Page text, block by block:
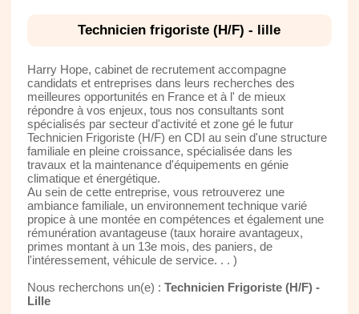
Technicien frigoriste (H/F) - lille
Harry Hope, cabinet de recrutement accompagne
candidats et entreprises dans leurs recherches des
meilleures opportunités en France et à l' de mieux
répondre à vos enjeux, tous nos consultants sont
spécialisés par secteur d'activité et zone gé le futur
Technicien Frigoriste (H/F) en CDI au sein d'une structure
familiale en pleine croissance, spécialisée dans les
travaux et la maintenance d'équipements en génie
climatique et énergétique.
Au sein de cette entreprise, vous retrouverez une
ambiance familiale, un environnement technique varié
propice à une montée en compétences et également une
rémunération avantageuse (taux horaire avantageux,
primes montant à un 13e mois, des paniers, de
l'intéressement, véhicule de service. . . )
Nous recherchons un(e) : Technicien Frigoriste (H/F) -
Lille